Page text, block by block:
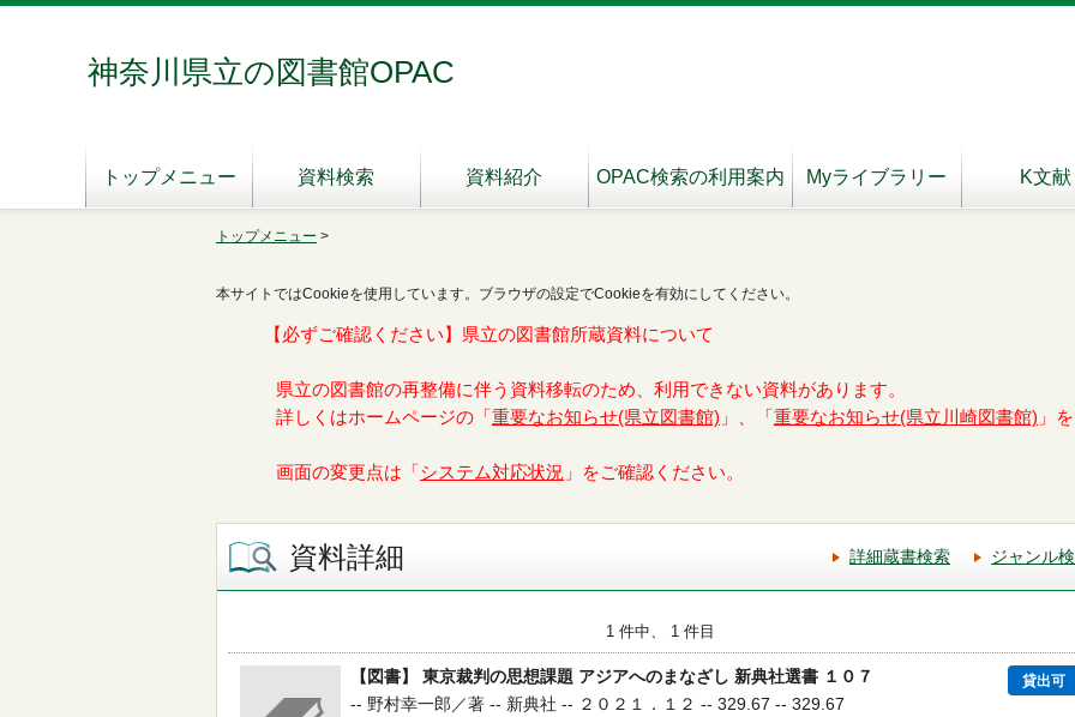
神奈川県立の図書館OPAC
トップメニュー 資料検索 資料紹介 OPAC検索の利用案内 Myライブラリー K文献
トップメニュー >
本サイトではCookieを使用しています。ブラウザの設定でCookieを有効にしてください。
【必ずご確認ください】県立の図書館所蔵資料について
県立の図書館の再整備に伴う資料移転のため、利用できない資料があります。
詳しくはホームページの「 重要なお知らせ(県立図書館) 」、「 重要なお知らせ(県立川崎図書館) 」
画面の変更点は「 システム対応状況 」をご確認ください。
資料詳細 詳細蔵書検索 ジャンル
1 件中、 1 件目
【図書】 東京裁判の思想課題 アジアへのまなざし 新典社選書 １０７ 貸出可
-- 野村幸一郎／著 -- 新典社 -- ２０２１．１２ -- 329.67 -- 329.67